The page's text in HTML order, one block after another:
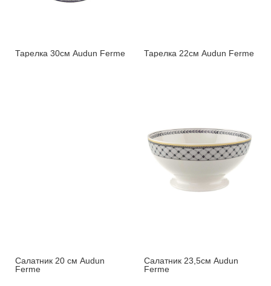
Тарелка 30см Audun Ferme Тарелка 22см Audun Ferme
Салатник 20 см Audun
Ferme
Салатник 23,5см Audun
Ferme